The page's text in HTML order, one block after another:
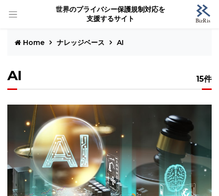
世界のプライバシー保護規制対応を
支援するサイト
Home ナレッジベース AI
AI 15件